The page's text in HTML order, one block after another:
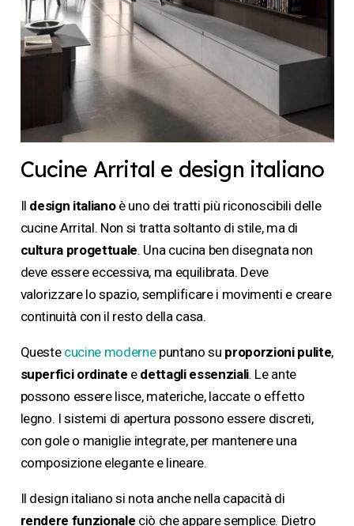
Cucine Arrital e design italiano
Il design italianoè uno dei tratti più riconoscibili delle
cucine Arrital. Non si tratta soltanto di stile, ma di
cultura progettuale. Una cucina ben disegnata non
deve essere eccessiva, ma equilibrata. Deve
valorizzare lo spazio, semplificare i movimenti e creare
continuità con il resto della casa.
Queste cucine modernepuntano su proporzioni pulite,
superfici ordinate e dettagli essenziali. Le ante
possono essere lisce, materiche, laccate o effetto
legno. I sistemi di apertura possono essere discreti,
con gole o maniglie integrate, per mantenere una
composizione elegante e lineare.
Il design italiano si nota anche nella capacità di
rendere funzionale ciò che appare semplice. Dietro